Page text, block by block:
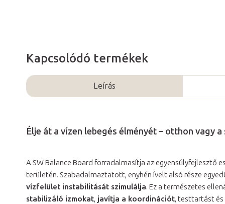
Kapcsolódó termékek
Leírás
Élje át a vízen lebegés élményét – otthon vagy
A SW Balance Board forradalmasítja az egyensúlyfejlesztő
területén. Szabadalmaztatott, enyhén ívelt alsó része
vízfelület instabilitását szimulálja. Ez a természetes
stabilizáló izmokat, javítja a koordinációt, testtartást